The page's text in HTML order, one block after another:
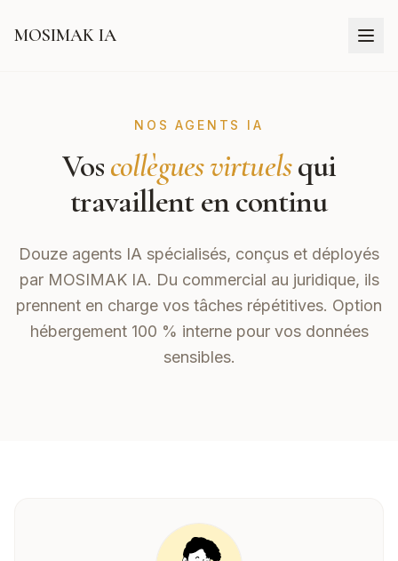
MOSIMAK IA
NOS AGENTS IA
Voscollègues virtuelsqui
travaillent en continu
Douze agents IA spécialisés, conçus et déployés
par MOSIMAK IA. Du commercial au juridique, ils
prennent en charge vos tâches répétitives. Option
hébergement 100 % interne pour vos données
sensibles.